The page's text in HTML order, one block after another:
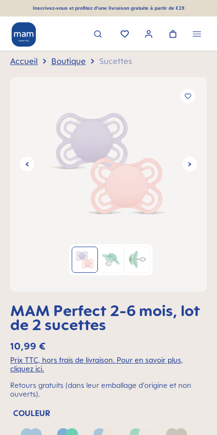
principal
Inscrivez-vous et profitez d’une livraison gratuite à partir de €19
Accueil Boutique Sucettes
MAM Perfect 2-6 mois, lot
de 2 sucettes
10,99 €
Prix TTC, hors frais de livraison. Pour en savoir plus,
cliquez ici.
Retours gratuits (dans leur emballage d'origine et non
ouverts).
COULEUR